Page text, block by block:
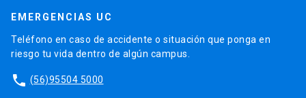
EMERGENCIAS UC
Teléfono en caso de accidente o situación que ponga en
riesgo tu vida dentro de algún campus.
phone (56)95504 5000